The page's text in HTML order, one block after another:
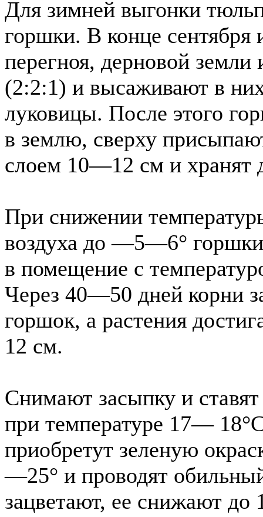
Для зимней выгонки
горшки. В конце сентября
перегноя, дерновой земли
(2:2:1) и высаживают в
луковицы. После этого
в землю, сверху
слоем 10—12 см и хранят
При снижении
воздуха до —5—6° горшки
в помещение с
Через 40—50 дней корни
горшок, а растения
12 см.
Снимают засыпку и
при температуре 17—
приобретут зеленую
—25° и проводят
зацветают, ее снижают